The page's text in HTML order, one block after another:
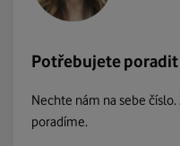
Potřebujete poradit
Nechte nám na sebe
poradíme.